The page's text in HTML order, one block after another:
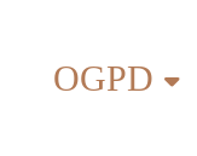
OGPD